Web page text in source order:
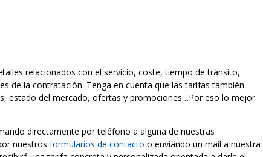
relacionados con el servicio, coste, tiempo de tránsito,
de la contratación. Tenga en cuenta que las tarifas también
estado del mercado, ofertas y promociones…Por eso lo mejor
directamente por teléfono a alguna de nuestras
nuestros formularios de contacto o enviando un mail a nuestra